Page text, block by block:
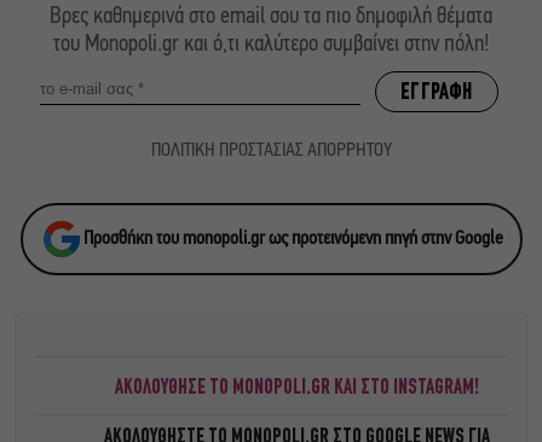
Βρες καθημερινά στο email σου τα πιο δημοφιλή θέματα
του Monopoli.gr και ό,τι καλύτερο συμβαίνει στην πόλη!
ΠΟΛΙΤΙΚΗ ΠΡΟΣΤΑΣΙΑΣ ΑΠΟΡΡΗΤΟΥ
Προσθήκη του monopoli.gr ως προτεινόμενη πηγή στην Google
ΑΚΟΛΟΥΘΗΣΕ ΤΟ MONOPOLI.GR ΚΑΙ ΣΤΟ INSTAGRAM!
ΑΚΟΛΟΥΘΗΣΤΕ ΤΟ MONOPOLI.GR ΣΤΟ GOOGLE NEWS ΓΙΑ